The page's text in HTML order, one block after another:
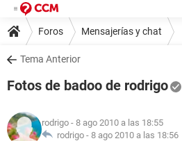
Foros Mensajerías y chat
Tema Anterior
Fotos de badoo de rodrigo
rodrigo - 8 ago 2010 a las 18:55
rodrigo - 8 ago 2010 a las 18:56